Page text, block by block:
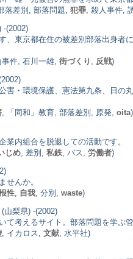
落差別, 部落問題, 犯罪 , 殺人事件,
-(2002)
、東京都在住の被差別部落出身
事件, 石川一雄, 街づくり 反戦)
害・環境保護、憲法第九条、日
, 「同和」教育, 部落差別, 原発, oita)
業内組合を脱退しての活動です。
じめ , 差別, 私鉄 , バス, 労働者)
せんか。
性 自我 , 分別, waste)
(山梨県) -(2002)
て考えるサイト。部落問題を学ぶ
, イカロス, 文献 , 水平社)